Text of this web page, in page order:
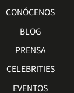
CONÓCENOS
BLOG
PRENSA
CELEBRITIES
EVENTOS